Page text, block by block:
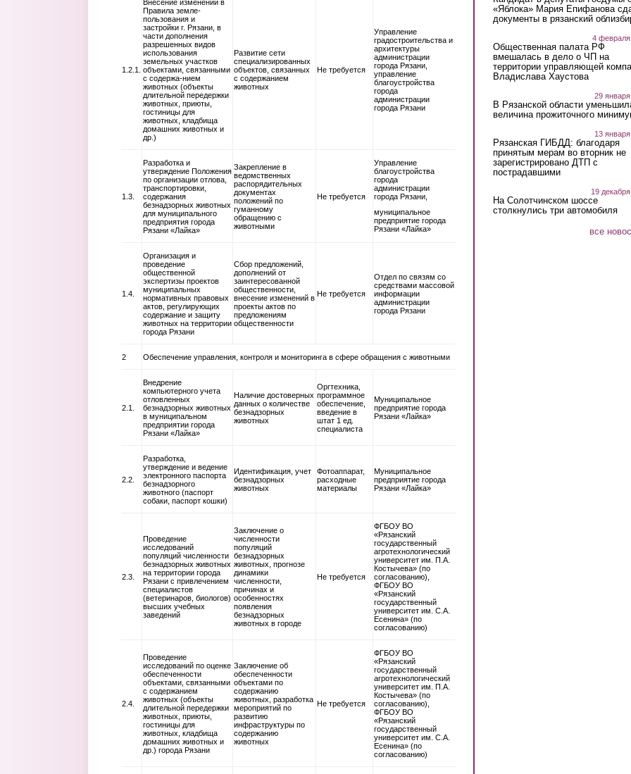
1.2.1.
Внесение изменений в
Правила земле-
пользования и
застройки г. Рязани, в
части дополнения
разрешенных видов
использования
земельных участков
объектами, связанными
с содержа-нием
животных (объекты
длительной передержки
животных, приюты,
гостиницы для
животных, кладбища
домашних животных и
др.)
Развитие сети
специализированных
объектов, связанных
с содержанием
животных
Не требуется
Управление
градостроительства и
архитектуры
администрации
города Рязани,
управление
благоустройства
города
администрации
города Рязани
1.3.
Разработка и
утверждение Положения
по организации отлова,
транспортировки,
содержания
безнадзорных животных
для муниципального
предприятия города
Рязани «Лайка»
Закрепление в
ведомственных
распорядительных
документах
положений по
гуманному
обращению с
животными
Не требуется
Управление
благоустройства
города
администрации
города Рязани,
муниципальное
предприятие города
Рязани «Лайка»
1.4.
Организация и
проведение
общественной
экспертизы проектов
муниципальных
нормативных правовых
актов, регулирующих
содержание и защиту
животных на территории
города Рязани
Сбор предложений,
дополнений от
заинтересованной
общественности,
внесение изменений в
проекты актов по
предложениям
общественности
Не требуется
Отдел по связям со
средствами массовой
информации
администрации
города Рязани
2 Обеспечение управления, контроля и мониторинга в сфере обращения с животными
2.1.
Внедрение
компьютерного учета
отловленных
безнадзорных животных
в муниципальном
предприятии города
Рязани «Лайка»
Наличие достоверных
данных о количестве
безнадзорных
животных
Оргтехника,
программное
обеспечение,
введение в
штат 1 ед.
специалиста
Муниципальное
предприятие города
Рязани «Лайка»
2.2.
Разработка,
утверждение и ведение
электронного паспорта
безнадзорного
животного (паспорт
собаки, паспорт кошки)
Идентификация, учет
безнадзорных
животных
Фотоаппарат,
расходные
материалы
Муниципальное
предприятие города
Рязани «Лайка»
2.3.
Проведение
исследований
популяций численности
безнадзорных животных
на территории города
Рязани с привлечением
специалистов
(ветеринаров, биологов)
высших учебных
заведений
Заключение о
численности
популяций
безнадзорных
животных, прогнозе
динамики
численности,
причинах и
особенностях
появления
безнадзорных
животных в городе
Не требуется
ФГБОУ ВО
«Рязанский
государственный
агротехнологический
университет им. П.А.
Костычева» (по
согласованию),
ФГБОУ ВО
«Рязанский
государственный
университет им. С.А.
Есенина» (по
согласованию)
2.4.
Проведение
исследований по оценке
обеспеченности
объектами, связанными
с содержанием
животных (объекты
длительной передержки
животных, приюты,
гостиницы для
животных, кладбища
домашних животных и
др.) города Рязани
Заключение об
обеспеченности
объектами по
содержанию
животных, разработка
мероприятий по
развитию
инфраструктуры по
содержанию
животных
Не требуется
ФГБОУ ВО
«Рязанский
государственный
агротехнологический
университет им. П.А.
Костычева» (по
согласованию),
ФГБОУ ВО
«Рязанский
государственный
университет им. С.А.
Есенина» (по
согласованию)
«Яблока» Мария Епифанова
документы в рязанский
4 февраля
Общественная палата РФ
вмешалась в дело о ЧП на
территории управляющей
Владислава Хаустова
29
В Рязанской области
величина прожиточного
13
Рязанская ГИБДД: благодаря
принятым мерам во вторник не
зарегистрировано ДТП с
пострадавшими
19
На Солотчинском шоссе
столкнулись три автомобиля
все